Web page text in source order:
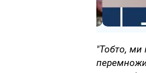
"Тобто, ми